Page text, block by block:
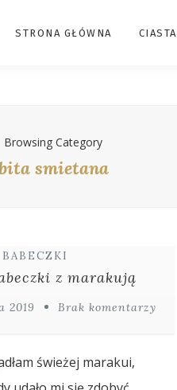
STRONA GŁÓWNA CIASTA
Browsing Category
smietana
BABECZKI
z marakują
2019 Brak komentarzy
świeżej marakui,